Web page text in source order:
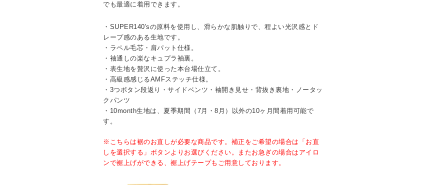
でも最適に着用できます。
・SUPER140'sの原料を使用し、滑らかな肌触りで、程よい光沢感とド
レープ感のある生地です。
・ラペル毛芯・肩パット仕様。
・袖通しの楽なキュプラ袖裏。
・表生地を贅沢に使った本台場仕立て。
・高級感感じるAMFステッチ仕様。
・3つボタン段返り・サイドベンツ・袖開き見せ・背抜き裏地・ノータッ
クパンツ
・10month生地は、夏季期間（7月・8月）以外の10ヶ月間着用可能で
す。
※こちらは裾のお直しが必要な商品です。補正をご希望の場合は「お直
しを選択する」ボタンよりお選びください。またお急ぎの場合はアイロ
ンで裾上げができる、裾上げテープもご用意しております。